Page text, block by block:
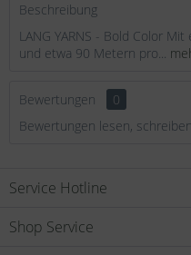
Beschreibung
LANG YARNS - Bold Color
und etwa 90 Metern pro...
Bewertungen
0
Bewertungen lesen,
Service Hotline
Shop Service